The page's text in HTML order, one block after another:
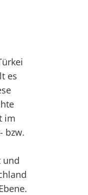
es
im
bzw.
und